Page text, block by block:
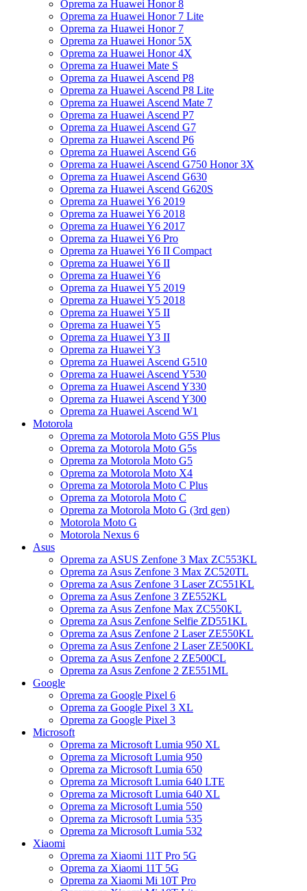
Oprema za Huawei Honor 8
Oprema za Huawei Honor 7 Lite
Oprema za Huawei Honor 7
Oprema za Huawei Honor 5X
Oprema za Huawei Honor 4X
Oprema za Huawei Mate S
Oprema za Huawei Ascend P8
Oprema za Huawei Ascend P8 Lite
Oprema za Huawei Ascend Mate 7
Oprema za Huawei Ascend P7
Oprema za Huawei Ascend G7
Oprema za Huawei Ascend P6
Oprema za Huawei Ascend G6
Oprema za Huawei Ascend G750 Honor 3X
Oprema za Huawei Ascend G630
Oprema za Huawei Ascend G620S
Oprema za Huawei Y6 2019
Oprema za Huawei Y6 2018
Oprema za Huawei Y6 2017
Oprema za Huawei Y6 Pro
Oprema za Huawei Y6 II Compact
Oprema za Huawei Y6 II
Oprema za Huawei Y6
Oprema za Huawei Y5 2019
Oprema za Huawei Y5 2018
Oprema za Huawei Y5 II
Oprema za Huawei Y5
Oprema za Huawei Y3 II
Oprema za Huawei Y3
Oprema za Huawei Ascend G510
Oprema za Huawei Ascend Y530
Oprema za Huawei Ascend Y330
Oprema za Huawei Ascend Y300
Oprema za Huawei Ascend W1
Motorola
Oprema za Motorola Moto G5S Plus
Oprema za Motorola Moto G5s
Oprema za Motorola Moto G5
Oprema za Motorola Moto X4
Oprema za Motorola Moto C Plus
Oprema za Motorola Moto C
Oprema za Motorola Moto G (3rd gen)
Motorola Moto G
Motorola Nexus 6
Asus
Oprema za ASUS Zenfone 3 Max ZC553KL
Oprema za Asus Zenfone 3 Max ZC520TL
Oprema za Asus Zenfone 3 Laser ZC551KL
Oprema za Asus Zenfone 3 ZE552KL
Oprema za Asus Zenfone Max ZC550KL
Oprema za Asus Zenfone Selfie ZD551KL
Oprema za Asus Zenfone 2 Laser ZE550KL
Oprema za Asus Zenfone 2 Laser ZE500KL
Oprema za Asus Zenfone 2 ZE500CL
Oprema za Asus Zenfone 2 ZE551ML
Google
Oprema za Google Pixel 6
Oprema za Google Pixel 3 XL
Oprema za Google Pixel 3
Microsoft
Oprema za Microsoft Lumia 950 XL
Oprema za Microsoft Lumia 950
Oprema za Microsoft Lumia 650
Oprema za Microsoft Lumia 640 LTE
Oprema za Microsoft Lumia 640 XL
Oprema za Microsoft Lumia 550
Oprema za Microsoft Lumia 535
Oprema za Microsoft Lumia 532
Xiaomi
Oprema za Xiaomi 11T Pro 5G
Oprema za Xiaomi 11T 5G
Oprema za Xiaomi Mi 10T Pro